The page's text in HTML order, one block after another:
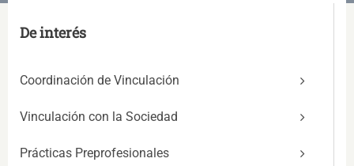
De interés
Coordinación de Vinculación
Vinculación con la Sociedad
Prácticas Preprofesionales